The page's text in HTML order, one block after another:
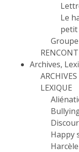
Le
Archives,
ARCHIVES
LEXIQUE
Happy